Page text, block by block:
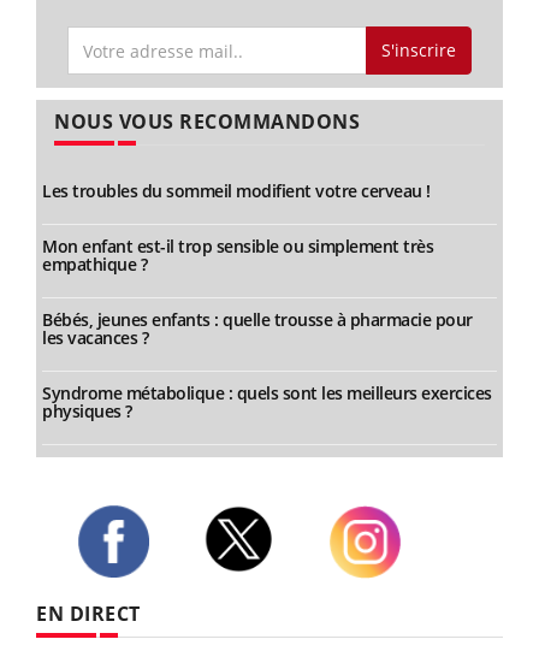
S'inscrire
NOUS VOUS RECOMMANDONS
Les troubles du sommeil modifient votre cerveau !
Mon enfant est-il trop sensible ou simplement très
empathique ?
Bébés, jeunes enfants : quelle trousse à pharmacie pour
les vacances ?
Syndrome métabolique : quels sont les meilleurs exercices
physiques ?
EN DIRECT